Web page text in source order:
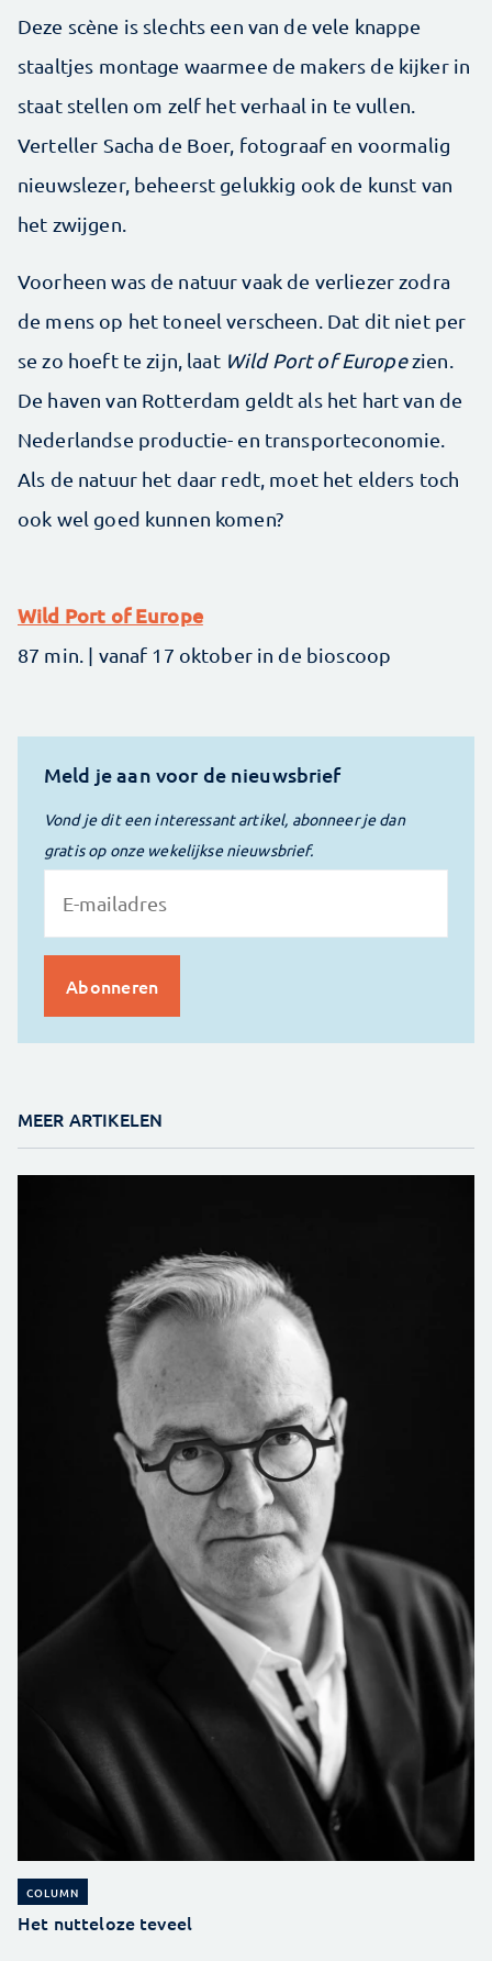
Deze scène is slechts een van de vele knappe
staaltjes montage waarmee de makers de kijker in
staat stellen om zelf het verhaal in te vullen.
Verteller Sacha de Boer, fotograaf en voormalig
nieuwslezer, beheerst gelukkig ook de kunst van
het zwijgen.
Voorheen was de natuur vaak de verliezer zodra
de mens op het toneel verscheen. Dat dit niet per
se zo hoeft te zijn, laat Wild Port of Europezien.
De haven van Rotterdam geldt als het hart van de
Nederlandse productie- en transporteconomie.
Als de natuur het daar redt, moet het elders toch
ook wel goed kunnen komen?
Wild Port of Europe
87 min. | vanaf 17 oktober in de bioscoop
Meld je aan voor de nieuwsbrief
Vond je dit een interessant artikel, abonneer je dan
gratis op onze wekelijkse nieuwsbrief.
MEER ARTIKELEN
COLUMN
Het nutteloze teveel